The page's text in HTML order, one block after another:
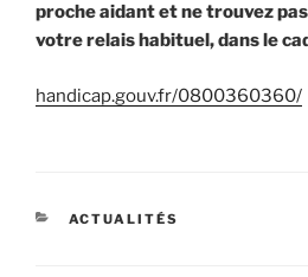
proche aidant et ne trouvez
votre relais habituel, dans le
handicap.gouv.fr/0800360360/
CATÉGORIES
ACTUALITÉS